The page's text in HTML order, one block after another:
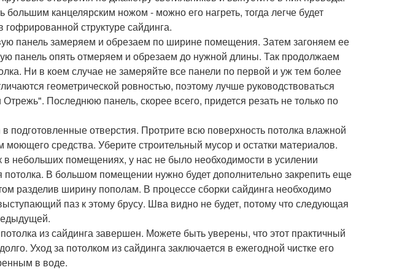
большим канцелярским ножом - можно его нагреть, тогда легче будет
структуре сайдинга.
панель замеряем и обрезаем по ширине помещения. Затем загоняем ее
панель опять отмеряем и обрезаем до нужной длины. Так продолжаем
Ни в коем случае не замеряйте все панели по первой и уж тем более
геометрической ровностью, поэтому лучше руководствоваться
Последнюю панель, скорее всего, придется резать не только по
подготовленные отверстия. Протрите всю поверхность потолка влажной
средства. Уберите строительный мусор и остатки материалов.
в небольших помещениях, у нас не было необходимости в усилении
потолка. В большом помещении нужно будет дополнительно закрепить еще
разделив ширину пополам. В процессе сборки сайдинга необходимо
паз к этому брусу. Шва видно не будет, потому что следующая
из сайдинга завершен. Можете быть уверены, что этот практичный
Уход за потолком из сайдинга заключается в ежегодной чистке его
в воде.